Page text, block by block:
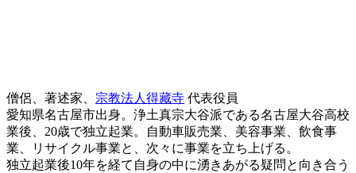
僧侶、著述家、 宗教法人得藏寺 代表役員
愛知県名古屋市出身。浄土真宗大谷派である名古屋大谷高校
業後、20歳で独立起業。自動車販売業、美容事業、飲食事
業、リサイクル事業と、次々に事業を立ち上げる。
独立起業後10年を経て自身の中に湧きあがる疑問と向き合う